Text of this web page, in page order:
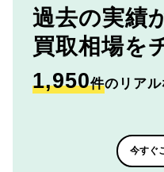
過去の実績
買取相場を
1,950件のリアル
今すぐ